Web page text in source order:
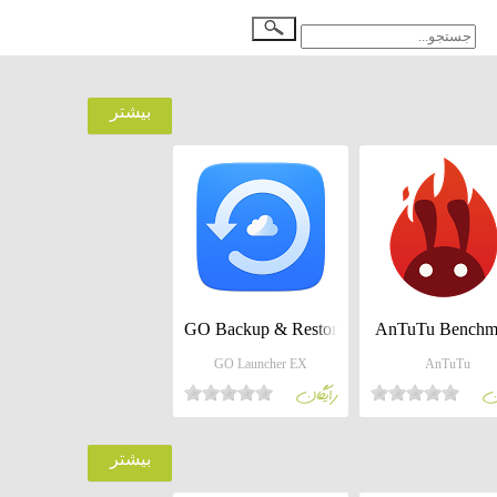
بيشتر
AnTuTu
AnTuTu
GO Backup & Restore Pro
GO Launcher EX
رايگان
بيشتر